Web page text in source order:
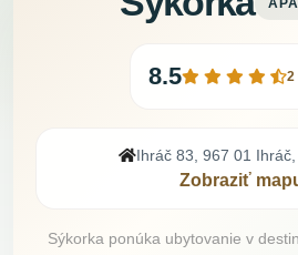
8.5 2
Ihráč 83, 967 01
Zobraziť
Sýkorka ponúka ubytovanie v